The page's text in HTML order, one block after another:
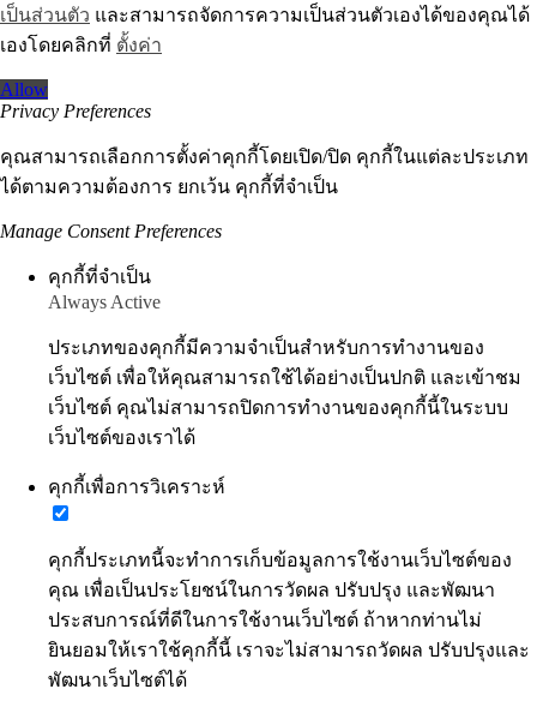
เป็นส่วนตัว และสามารถจัดการความเป็นส่วนตัวเองได้ของคุณได้
เองโดยคลิกที่ ตั้งค่า
Allow
Privacy Preferences
คุณสามารถเลือกการตั้งค่าคุกกี้โดยเปิด/ปิด คุกกี้ในแต่ละประเภท
ได้ตามความต้องการ ยกเว้น คุกกี้ที่จำเป็น
Manage Consent Preferences
คุกกี้ที่จำเป็น
Always Active
ประเภทของคุกกี้มีความจำเป็นสำหรับการทำงานของ
เว็บไซต์ เพื่อให้คุณสามารถใช้ได้อย่างเป็นปกติ และเข้าชม
เว็บไซต์ คุณไม่สามารถปิดการทำงานของคุกกี้นี้ในระบบ
เว็บไซต์ของเราได้
คุกกี้เพื่อการวิเคราะห์
คุกกี้ประเภทนี้จะทำการเก็บข้อมูลการใช้งานเว็บไซต์ของ
คุณ เพื่อเป็นประโยชน์ในการวัดผล ปรับปรุง และพัฒนา
ประสบการณ์ที่ดีในการใช้งานเว็บไซต์ ถ้าหากท่านไม่
ยินยอมให้เราใช้คุกกี้นี้ เราจะไม่สามารถวัดผล ปรับปรุงและ
พัฒนาเว็บไซต์ได้